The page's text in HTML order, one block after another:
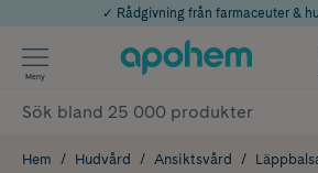
Årets Butik 2025 inom
Använd kod: SOMMAR20 för 20%
✓ Rådgivning från farmaceuter &
✓ Poäng på alla köp*
Meny
Hem Hudvård Ansiktsvård